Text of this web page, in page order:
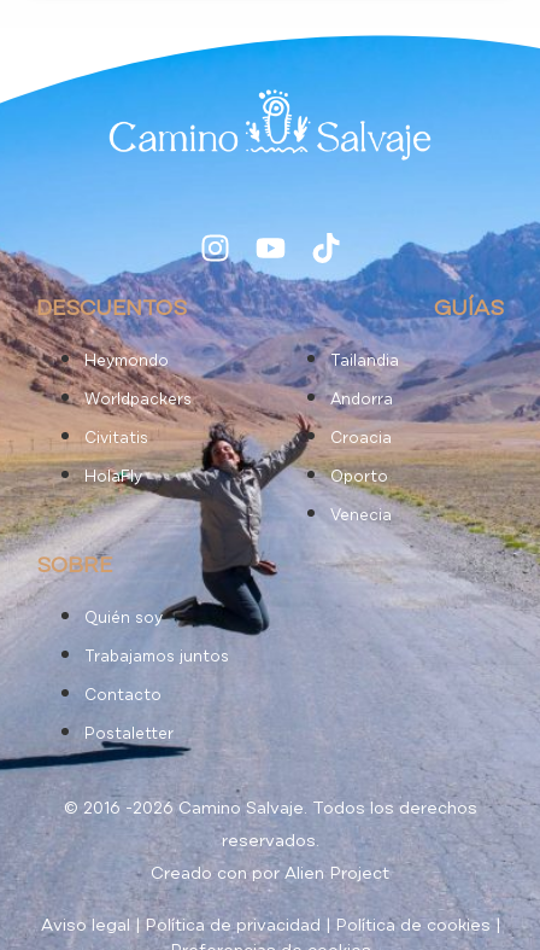
DESCUENTOS
Heymondo
Worldpackers
Civitatis
HolaFly
GUÍAS
Tailandia
Andorra
Croacia
Oporto
Venecia
SOBRE
Quién soy
Trabajamos juntos
Contacto
Postaletter
© 2016 -2026 Camino Salvaje. Todos los derechos
reservados.
Creado con por Alien Project
Aviso legal | Política de privacidad | Política de cookies|